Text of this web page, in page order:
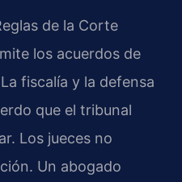
de la Corte
los acuerdos de
fiscalía y la defensa
que el tribunal
Los jueces no
Un abogado